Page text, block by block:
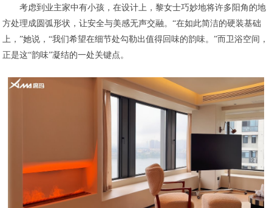
考虑到业主家中有小孩，在设计上，黎女士巧妙地将许多阳角的地
方处理成圆弧形状，让安全与美感无声交融。“在如此简洁的硬装基础
上，”她说，“我们希望在细节处勾勒出值得回味的韵味。”而卫浴空间，
正是这“韵味”凝结的一处关键点。